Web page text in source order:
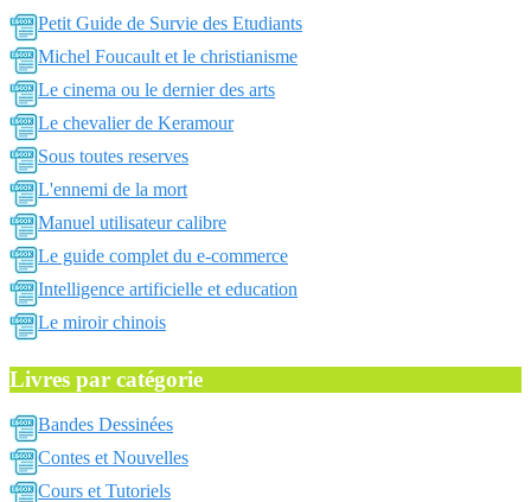
Petit Guide de Survie des Etudiants
Michel Foucault et le christianisme
Le cinema ou le dernier des arts
Le chevalier de Keramour
Sous toutes reserves
L'ennemi de la mort
Manuel utilisateur calibre
Le guide complet du e-commerce
Intelligence artificielle et education
Le miroir chinois
Livres par catégorie
Bandes Dessinées
Contes et Nouvelles
Cours et Tutoriels